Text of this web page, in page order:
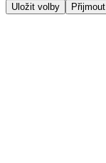
Uložit volby